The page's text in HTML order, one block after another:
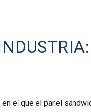
el que el panel